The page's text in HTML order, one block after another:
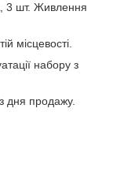
3 шт. Живлення
місцевості.
набору з
дня продажу.